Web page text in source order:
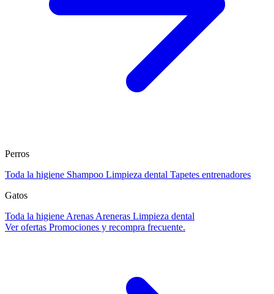
Perros
Toda la higiene Shampoo Limpieza dental Tapetes entrenadores
Gatos
Toda la higiene Arenas Areneras Limpieza dental
Ver ofertas Promociones y recompra frecuente.